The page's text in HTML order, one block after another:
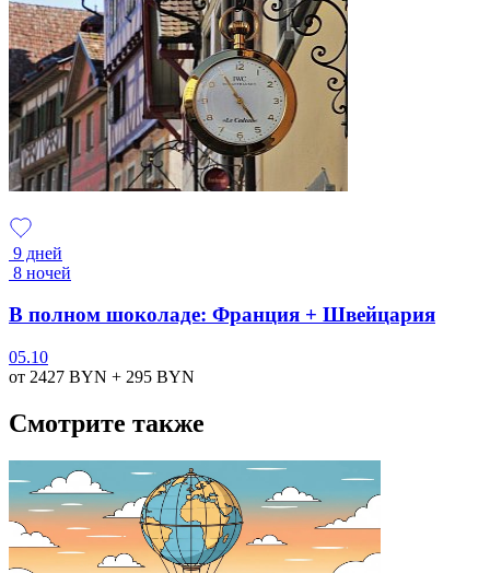
9 дней
8 ночей
В полном шоколаде: Франция + Швейцария
05.10
от 2427 BYN + 295 BYN
Смотрите также